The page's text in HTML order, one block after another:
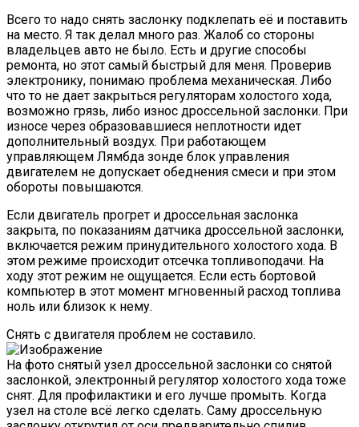
Всего то надо снять заслонку подклепать её и поставить
на место. Я так делал много раз. Жалоб со стороны
владельцев авто не было. Есть и другие способы
ремонта, но этот самый быстрый для меня. Проверив
электронику, понимаю проблема механическая. Либо
что то не дает закрыться регуляторам холостого хода,
возможно грязь, либо износ дроссельной заслонки. При
износе через образовавшиеся неплотности идет
дополнительный воздух. При работающем
управляющем Лямбда зонде блок управления
двигателем не допускает обеднения смеси и при этом
обороты повышаются.
Если двигатель прогрет и дроссельная заслонка
закрыта, по показаниям датчика дроссельной заслонки,
включается режим принудительного холостого хода. В
этом режиме происходит отсечка топливоподачи. На
ходу этот режим не ощущается. Если есть бортовой
компьютер в этот момент мгновенный расход топлива
ноль или близок к нему.
Снять с двигателя проблем не составило.
На фото снятый узел дроссельной заслонки со снятой
заслонкой, электронный регулятор холостого хода тоже
снят. Для профилактики и его лучше промыть. Когда
узел на столе всё легко сделать. Саму дроссельную